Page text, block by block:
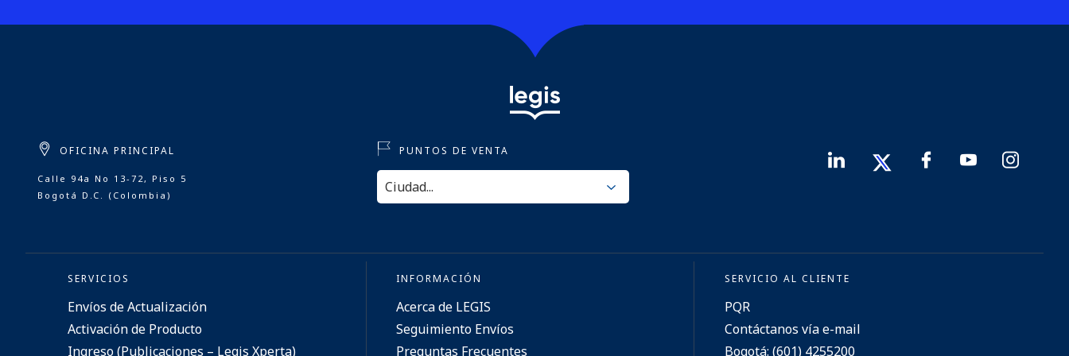
OFICINA PRINCIPAL
Calle 94a No 13-72, Piso 5
Bogotá D.C. (Colombia)
PUNTOS DE VENTA
SERVICIOS
Envíos de Actualización
Activación de Producto
Ingreso (Publicaciones – Legis Xperta)
INFORMACIÓN
Acerca de LEGIS
Seguimiento Envíos
Preguntas Frecuentes
SERVICIO AL CLIENTE
PQR
Contáctanos vía e-mail
Bogotá: (601) 4255200